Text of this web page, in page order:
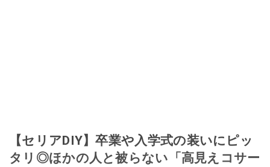
【セリアDIY】卒業や入学式の装いにピッ
タリ◎ほかの人と被らない「高見えコサー